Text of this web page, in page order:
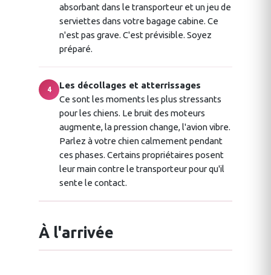
absorbant dans le transporteur et un jeu de
serviettes dans votre bagage cabine. Ce
n'est pas grave. C'est prévisible. Soyez
préparé.
4
Les décollages et atterrissages
Ce sont les moments les plus stressants
pour les chiens. Le bruit des moteurs
augmente, la pression change, l'avion vibre.
Parlez à votre chien calmement pendant
ces phases. Certains propriétaires posent
leur main contre le transporteur pour qu'il
sente le contact.
À l'arrivée